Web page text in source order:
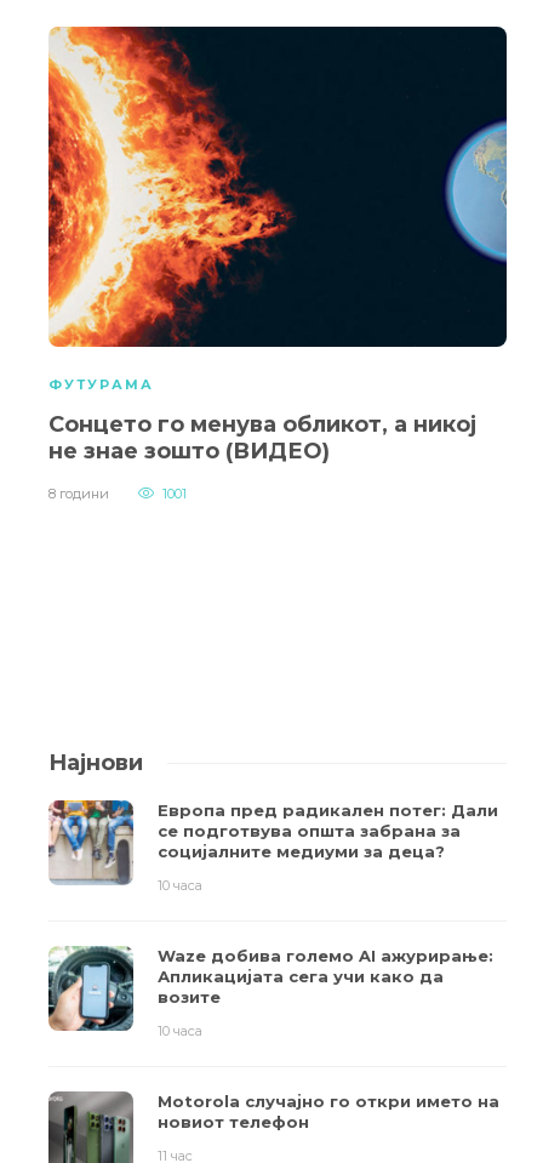
ФУТУРАМА
Сонцето го менува обликот, а никој
не знае зошто (ВИДЕО)
8 години 1001
Најнови
Европа пред радикален потег: Дали
се подготвува општа забрана за
социјалните медиуми за деца?
10 часа
Waze добива големо AI ажурирање:
Апликацијата сега учи како да
возите
10 часа
Motorola случајно го откри името на
новиот телефон
11 час